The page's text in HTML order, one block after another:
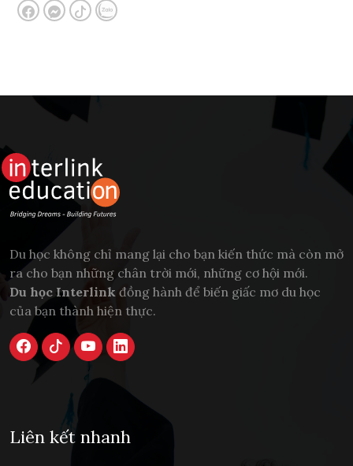
Du học không chỉ mang lại cho bạn kiến thức mà còn mở
ra cho bạn những chân trời mới, những cơ hội mới.
Du học Interlink đồng hành để biến giấc mơ du học
của bạn thành hiện thực.
Liên kết nhanh